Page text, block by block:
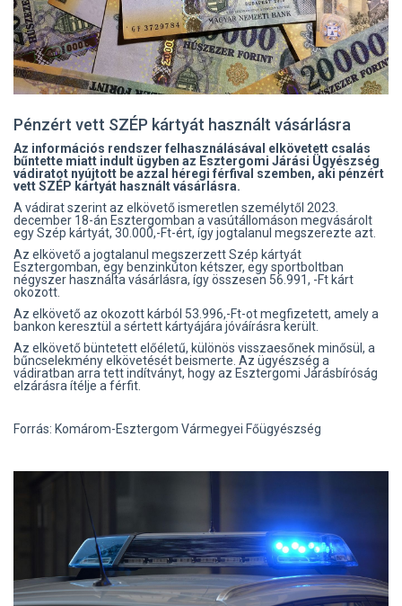
Pénzért vett SZÉP kártyát használt vásárlásra
Az információs rendszer felhasználásával elkövetett csalás
bűntette miatt indult ügyben az Esztergomi Járási Ügyészség
vádiratot nyújtott be azzal héregi férfival szemben, aki pénzért
vett SZÉP kártyát használt vásárlásra.
A vádirat szerint az elkövető ismeretlen személytől 2023.
december 18-án Esztergomban a vasútállomáson megvásárolt
egy Szép kártyát, 30.000,-Ft-ért, így jogtalanul megszerezte azt.
Az elkövető a jogtalanul megszerzett Szép kártyát
Esztergomban, egy benzinkúton kétszer, egy sportboltban
négyszer használta vásárlásra, így összesen 56.991, -Ft kárt
okozott.
Az elkövető az okozott kárból 53.996,-Ft-ot megfizetett, amely a
bankon keresztül a sértett kártyájára jóváírásra került.
Az elkövető büntetett előéletű, különös visszaesőnek minősül, a
bűncselekmény elkövetését beismerte. Az ügyészség a
vádiratban arra tett indítványt, hogy az Esztergomi Járásbíróság
elzárásra ítélje a férfit.
Forrás: Komárom-Esztergom Vármegyei Főügyészség